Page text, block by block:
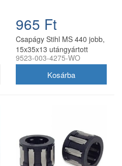
965 Ft
Csapágy Stihl MS 440 jobb,
15x35x13 utángyártott
9523-003-4275-WO